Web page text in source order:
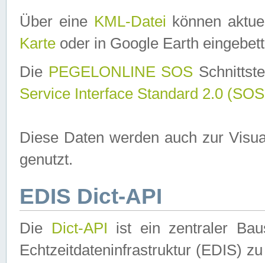
Über eine KML-Datei können
Karte oder in Google Earth
Die PEGELONLINE SOS
Service Interface Standard 2.0
Diese Daten werden auch zur
genutzt.
EDIS Dict-API
Die Dict-API ist ein zentraler
Echtzeitdateninfrastruktur (EDIS)